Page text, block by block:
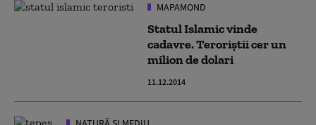
MAPAMOND
Statul Islamic vinde
cadavre. Teroriştii cer un
milion de dolari
11.12.2014